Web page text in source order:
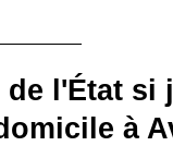
l'État si
à